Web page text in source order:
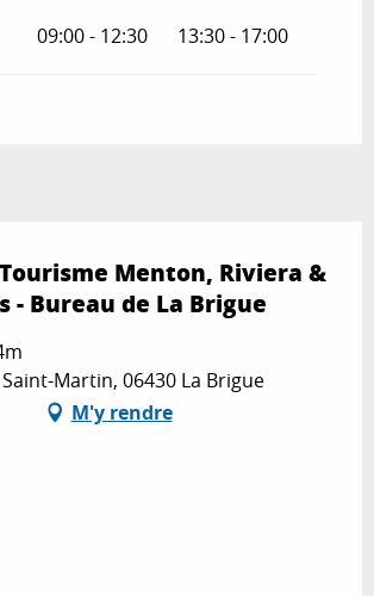
09:00 - 12:30 13:30 - 17:00
Menton, Riviera &
- Bureau de La Brigue
Martin, 06430 La Brigue
M'y rendre